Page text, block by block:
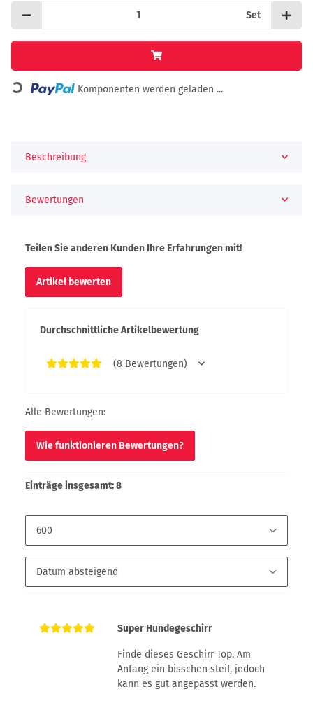
Set
Komponenten werden geladen ...
Beschreibung
Bewertungen
Durchschnittliche Artikelbewertung
(8 Bewertungen)
Teilen Sie anderen Kunden Ihre Erfahrungen mit!
Artikel bewerten
Alle Bewertungen:
Wie funktionieren Bewertungen?
Einträge insgesamt: 8
Super Hundegeschirr
Finde dieses Geschirr Top. Am
Anfang ein bisschen steif, jedoch
kann es gut angepasst werden.